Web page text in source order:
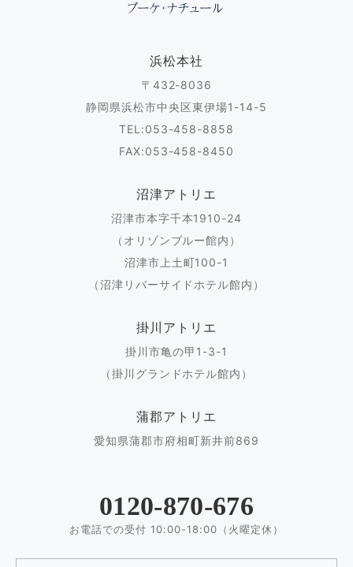
浜松本社
〒432-8036
静岡県浜松市中央区東伊場1-14-5
TEL:053-458-8858
FAX:053-458-8450
沼津アトリエ
沼津市本字千本1910-24
（オリゾンブルー館内）
沼津市上土町100-1
（沼津リバーサイドホテル館内）
掛川アトリエ
掛川市亀の甲1-3-1
（掛川グランドホテル館内）
蒲郡アトリエ
愛知県蒲郡市府相町新井前869
0120-870-676
お電話での受付 10:00-18:00（火曜定休）